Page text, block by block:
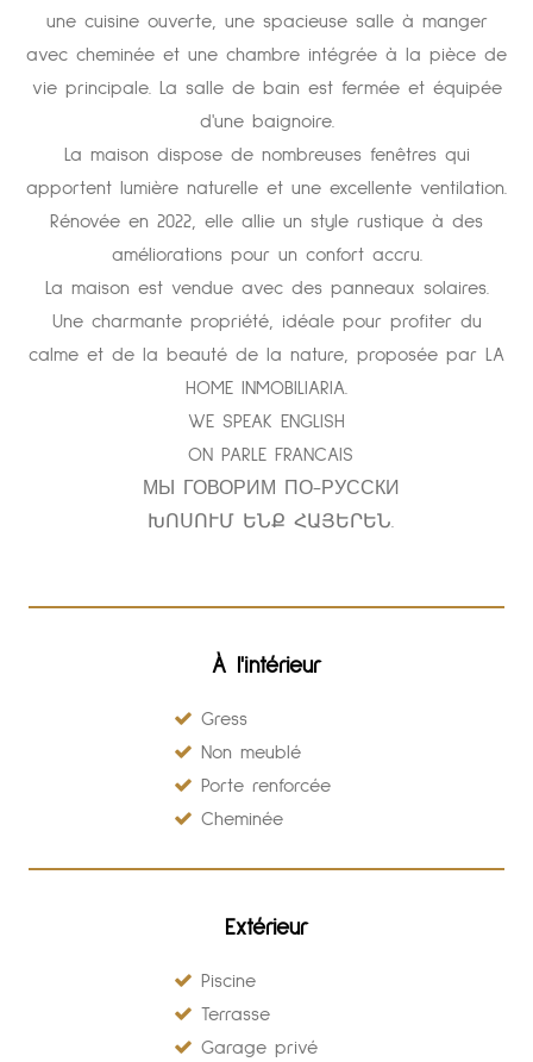
une cuisine ouverte, une spacieuse salle à manger
avec cheminée et une chambre intégrée à la pièce de
vie principale. La salle de bain est fermée et équipée
d'une baignoire.
La maison dispose de nombreuses fenêtres qui
apportent lumière naturelle et une excellente ventilation.
Rénovée en 2022, elle allie un style rustique à des
améliorations pour un confort accru.
La maison est vendue avec des panneaux solaires.
Une charmante propriété, idéale pour profiter du
calme et de la beauté de la nature, proposée par LA
HOME INMOBILIARIA.
WE SPEAK ENGLISH
ON PARLE FRANCAIS
МЫ ГОВОРИМ ПО-РУССКИ
ԽՈՍՈՒՄ ԵՆՔ ՀԱՅԵՐԵՆ.
À l'intérieur
Gress
Non meublé
Porte renforcée
Cheminée
Extérieur
Piscine
Terrasse
Garage privé